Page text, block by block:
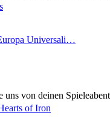
Universali…
uns von deinen
of Iron